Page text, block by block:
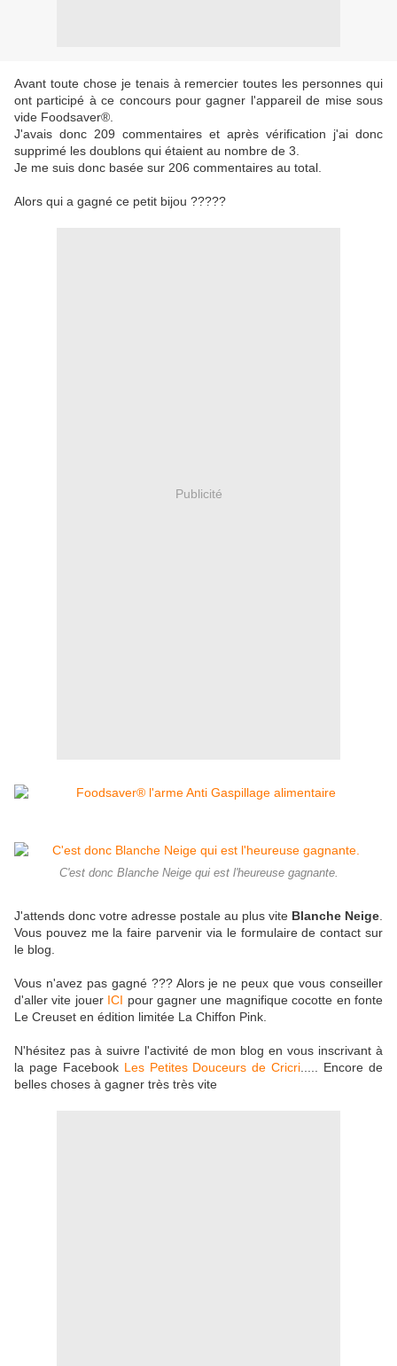
Avant toute chose je tenais à remercier toutes les personnes qui
ont participé à ce concours pour gagner l'appareil de mise sous
vide Foodsaver®.
J'avais donc 209 commentaires et après vérification j'ai donc
supprimé les doublons qui étaient au nombre de 3.
Je me suis donc basée sur 206 commentaires au total.
Alors qui a gagné ce petit bijou ?????
Publicité
C'est donc Blanche Neige qui est l'heureuse gagnante.
J'attends donc votre adresse postale au plus vite Blanche Neige
Vous pouvez me la faire parvenir via le formulaire de contact sur
le blog.
Vous n'avez pas gagné ??? Alors je ne peux que vous conseiller
d'aller vite jouer ICI pour gagner une magnifique cocotte en fonte
Le Creuset en édition limitée La Chiffon Pink.
N'hésitez pas à suivre l'activité de mon blog en vous inscrivant à
la page Facebook Les Petites Douceurs de Cricri ..... Encore de
belles choses à gagner très très vite